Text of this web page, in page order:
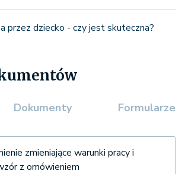
przez dziecko - czy jest skuteczna?
Dokumenty Formularze
zmieniające warunki pracy i
z omówieniem